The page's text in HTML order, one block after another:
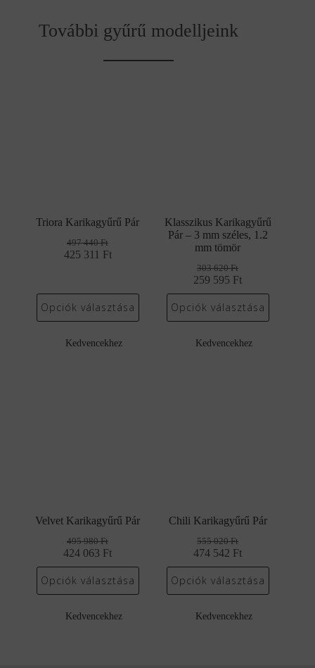
További gyűrű modelljeink
Triora Karikagyűrű Pár
497 440Ft
Original
497
440 Ft.
425 311 Ft
Current
425
311 Ft.
Opciók választása
Kedvencekhez
Klasszikus Karikagyűrű
Pár – 3 mm széles, 1.2
mm tömör
303 620Ft
Original
price
was:
259 595 Ft
Current
price
is:
Opciók választása
Kedvencekhez
Velvet Karikagyűrű Pár
495 980Ft
Original
price
was:
424 063 Ft
Current
price
is:
Opciók választása
Kedvencekhez
Chili Karikagyűrű Pár
555 020Ft
Original
price
was:
474 542 Ft
Current
price
is:
Opciók választása
Kedvencekhez